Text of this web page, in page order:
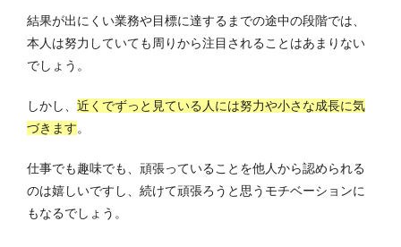
結果が出にくい業務や目標に達するまでの途中の段階では、
本人は努力していても周りから注目されることはあまりない
でしょう。
しかし、 近くでずっと見ている人には努力や小さな成長に気
づきます。
仕事でも趣味でも、頑張っていることを他人から認められる
のは嬉しいですし、続けて頑張ろうと思うモチベーションに
もなるでしょう。